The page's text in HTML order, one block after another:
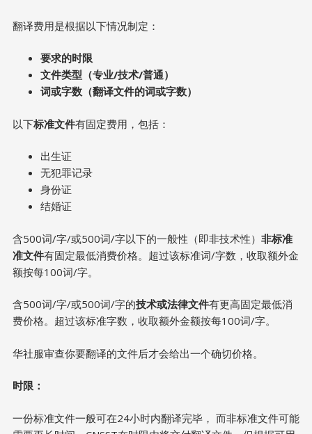
翻译费用是根据以下情况制定：
要求的时限
文件类型（专业/技术/普通）
词或字数（翻译文件的词或字数）
以下标准文件有固定费用，包括：
出生证
无犯罪记录
身份证
结婚证
含500词/字/或500词/字以下的一般性（即非技术性） 非标准
准文件有固定最低消费价格。超过该标准词/字数，收取额外金
额按每100词/字。
含500词/字/或500词/字的技术或法律文件有更高固定最低消
费价格。超过该标准字数，收取额外金额按每100词/字。
华社服审查你要翻译的文件后才会给出一个确切价格。
时限：
一份标准文件一般可在24小时内翻译完毕， 而非标准文件可能